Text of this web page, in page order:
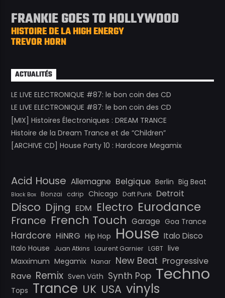
FRANKIE GOES TO HOLLYWOOD
HISTOIRE DE LA HIGH ENERGY
TREVOR HORN
ACTUALITÉS
LE LIVE ELECTRONIQUE #87: le bon coin des CD
LE LIVE ELECTRONIQUE #87: le bon coin des CD
[MIX] Histoires Électroniques : DREAM TRANCE
Histoire de la Dream Trance et de “Children”
[ARCHIVE CD] House Party 10 : Hardcore Megamix
Acid House Allemagne Belgique Berlin Big Beat
Black Box Bonzai cdrip Chicago Daft Punk Detroit
Disco Djing EDM Electro Eurodance
France French Touch Garage Goa Trance
Hardcore HiNRG Hip Hop House Italo Disco
Italo House Juan Atkins Laurent Garnier LGBT live
Maxximum Megamix Nanar New Beat Progressive
Rave Remix Sven Väth Synth Pop Techno
Tops Trance UK USA vinyls